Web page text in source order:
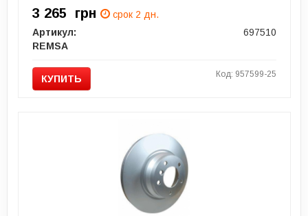
3 265 грн
срок 2 дн.
Артикул:
697510
REMSA
КУПИТЬ Код: 957599-25